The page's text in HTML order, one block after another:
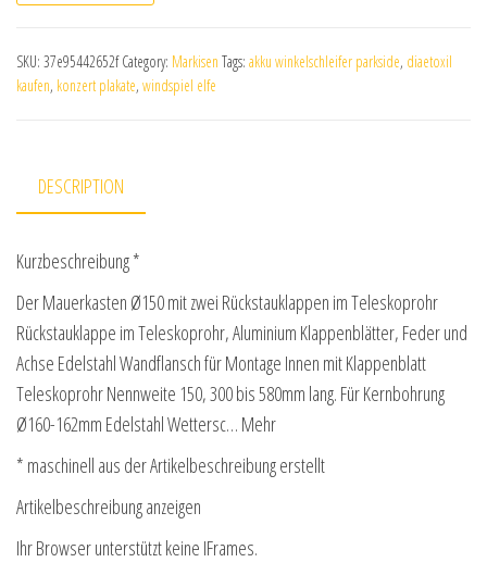
SKU: 37e95442652f Category: Markisen Tags: akku winkelschleifer parkside, diaetoxil
kaufen, konzert plakate, windspiel elfe
DESCRIPTION
Kurzbeschreibung *
Der Mauerkasten Ø150 mit zwei Rückstauklappen im Teleskoprohr
Rückstauklappe im Teleskoprohr, Aluminium Klappenblätter, Feder und
Achse Edelstahl Wandflansch für Montage Innen mit Klappenblatt
Teleskoprohr Nennweite 150, 300 bis 580mm lang. Für Kernbohrung
Ø160-162mm Edelstahl Wettersc… Mehr
* maschinell aus der Artikelbeschreibung erstellt
Artikelbeschreibung anzeigen
Ihr Browser unterstützt keine IFrames.